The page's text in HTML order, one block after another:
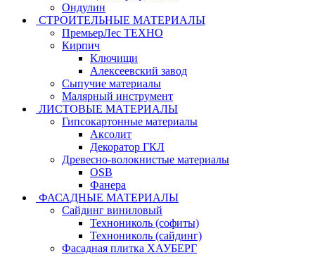
Ондулин
СТРОИТЕЛЬНЫЕ МАТЕРИАЛЫ
ПремьерЛес ТЕХНО
Кирпич
Ключищи
Алексеевский завод
Сыпучие материалы
Малярный инструмент
ЛИСТОВЫЕ МАТЕРИАЛЫ
Гипсокартонные материалы
Аксолит
Декоратор ГКЛ
Древесно-волокнистые материалы
OSB
Фанера
ФАСАДНЫЕ МАТЕРИАЛЫ
Сайдинг виниловый
Технониколь (софиты)
Технониколь (сайдинг)
Фасадная плитка ХАУБЕРГ